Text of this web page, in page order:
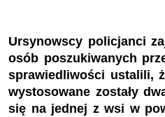
Ursynowscy policjanci
osób poszukiwanych
sprawiedliwości ustalili,
wystosowane zostały
się na jednej z wsi w